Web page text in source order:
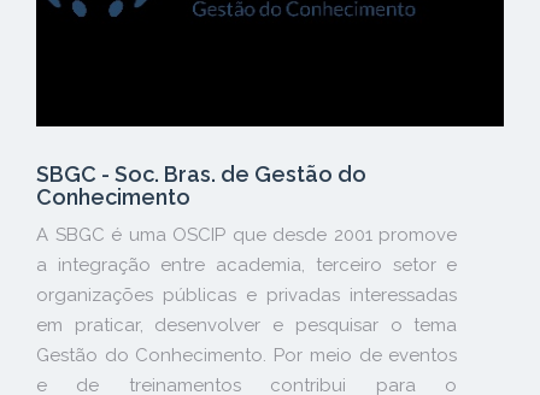
SBGC - Soc. Bras. de Gestão do
Conhecimento
A SBGC é uma OSCIP que desde 2001 promove
a integração entre academia, terceiro setor e
organizações públicas e privadas interessadas
em praticar, desenvolver e pesquisar o tema
Gestão do Conhecimento. Por meio de eventos
e de treinamentos contribui para o